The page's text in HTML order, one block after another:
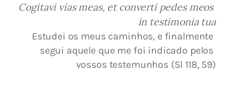
Cogitavi vias meas, et converti pedes meos
in testimonia tua
segui aquele que me foi indicado pelos
vossos testemunhos (Sl 118, 59)